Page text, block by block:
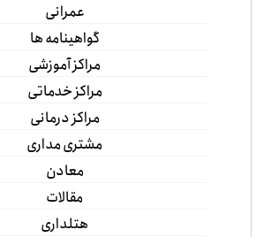
عمرانی
گواهینامه ها
مراکز آموزشی
مراکز خدماتی
مراکز درمانی
مشتری مداری
معادن
مقالات
هتلداری